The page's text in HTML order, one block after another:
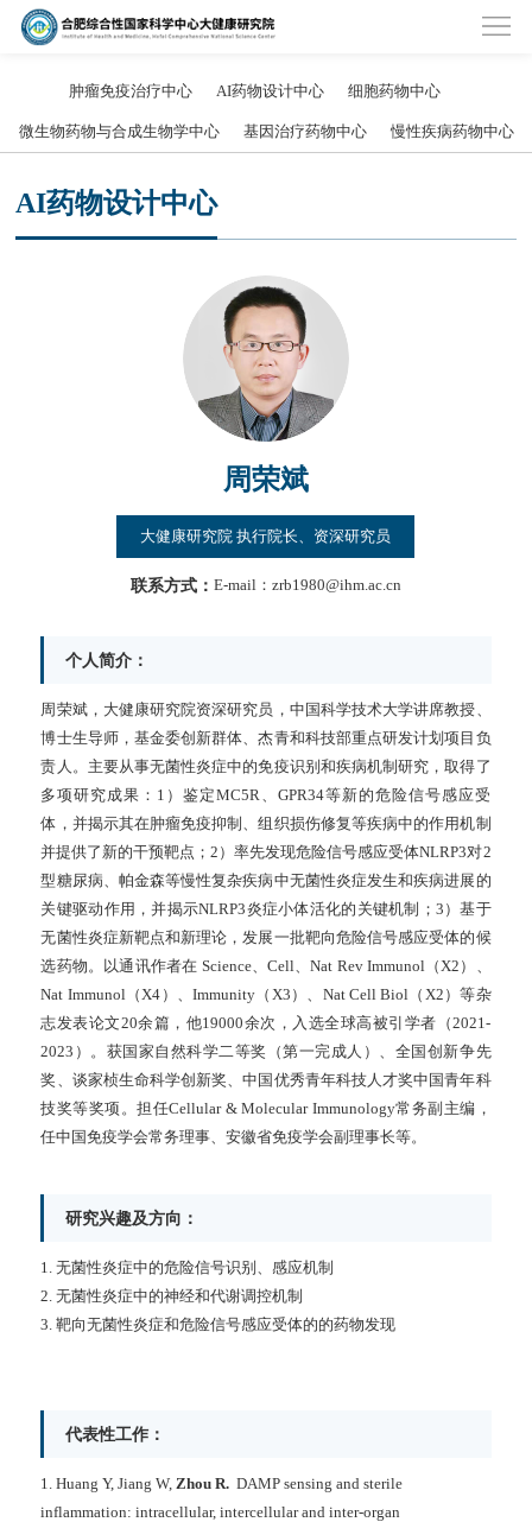
肿瘤免疫治疗中心 AI药物设计中心 细胞药物中心
微生物药物与合成生物学中心 基因治疗药物中心 慢性疾病药物中心
AI药物设计中心
周荣斌
大健康研究院 执行院长、资深研究员
联系方式： E-mail：zrb1980@ihm.ac.cn
个人简介：
周荣斌，大健康研究院资深研究员，中国科学技术大学讲席教授、
博士生导师，基金委创新群体、杰青和科技部重点研发计划项目负
责人。主要从事无菌性炎症中的免疫识别和疾病机制研究，取得了
多项研究成果：1）鉴定MC5R、GPR34等新的危险信号感应受
体，并揭示其在肿瘤免疫抑制、组织损伤修复等疾病中的作用机制
并提供了新的干预靶点；2）率先发现危险信号感应受体NLRP3对2
型糖尿病、帕金森等慢性复杂疾病中无菌性炎症发生和疾病进展的
关键驱动作用，并揭示NLRP3炎症小体活化的关键机制；3）基于
无菌性炎症新靶点和新理论，发展一批靶向危险信号感应受体的候
选药物。以通讯作者在 Science、Cell、Nat Rev Immunol（X2）、
Nat Immunol（X4）、Immunity（X3）、Nat Cell Biol（X2）等杂
志发表论文20余篇，他19000余次，入选全球高被引学者（2021-
2023）。获国家自然科学二等奖（第一完成人）、全国创新争先
奖、谈家桢生命科学创新奖、中国优秀青年科技人才奖中国青年科
技奖等奖项。担任Cellular & Molecular Immunology常务副主编，
任中国免疫学会常务理事、安徽省免疫学会副理事长等。
研究兴趣及方向：
1. 无菌性炎症中的危险信号识别、感应机制
2. 无菌性炎症中的神经和代谢调控机制
3. 靶向无菌性炎症和危险信号感应受体的的药物发现
代表性工作：
1.Huang Y, Jiang W,Zhou R. DAMP sensing and sterile
inflammation: intracellular, intercellular and inter-organ